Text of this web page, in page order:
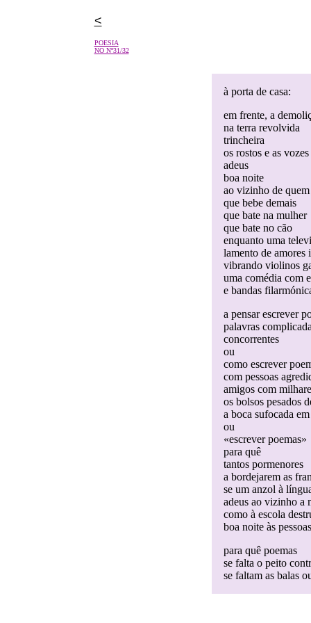
<
POESIA
NO Nº31/32
à porta de casa:
em frente, a
na terra revolvida
trincheira
os rostos e as
adeus
boa noite
ao vizinho de
que bebe demais
que bate na mulher
que bate no cão
enquanto uma
lamento de amores
vibrando violinos
uma comédia com
e bandas
a pensar escrever
palavras
concorrentes
ou
como escrever
com pessoas
amigos com
os bolsos pesados
a boca sufocada
ou
«escrever poemas»
para quê
tantos pormenores
a bordejarem as
se um anzol à
adeus ao vizinho a
como à escola
boa noite às
para quê poemas
se falta o peito
se faltam as balas